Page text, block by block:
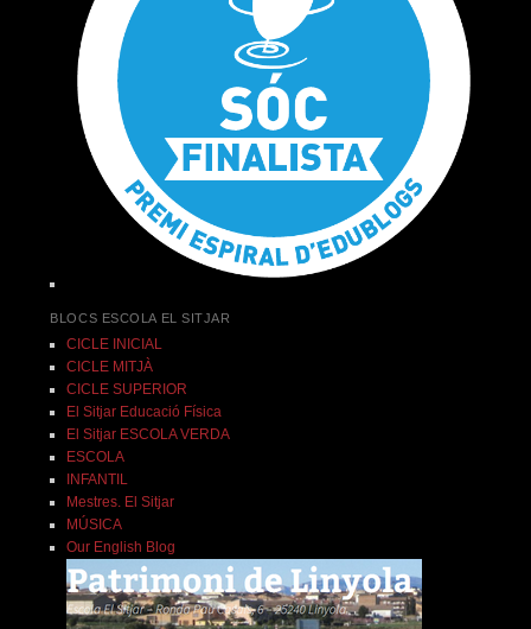
BLOCS ESCOLA EL SITJAR
CICLE INICIAL
CICLE MITJÀ
CICLE SUPERIOR
El Sitjar Educació Física
El Sitjar ESCOLA VERDA
ESCOLA
INFANTIL
Mestres. El Sitjar
MÚSICA
Our English Blog